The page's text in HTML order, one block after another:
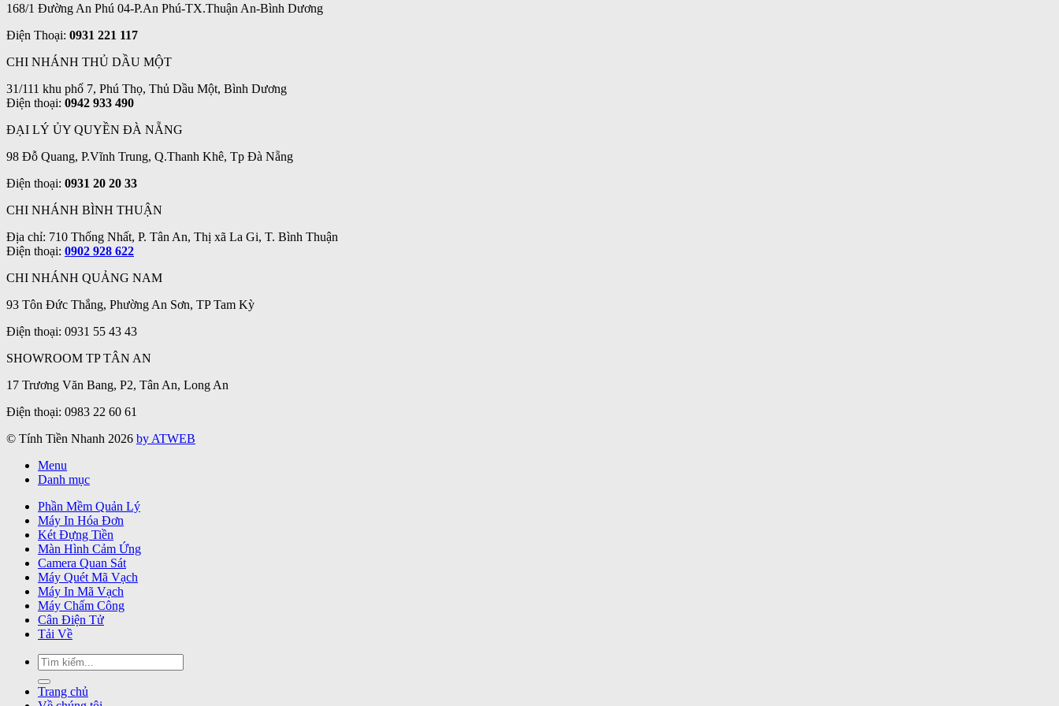
168/1 Đường An Phú 04-P.An Phú-TX.Thuận An-Bình Dương
Điện Thoại: 0931 221 117
CHI NHÁNH THỦ DẦU MỘT
31/111 khu phố 7, Phú Thọ, Thủ Dầu Một, Bình Dương
Điện thoại: 0942 933 490
ĐẠI LÝ ỦY QUYỀN ĐÀ NẴNG
98 Đỗ Quang, P.Vĩnh Trung, Q.Thanh Khê, Tp Đà Nẵng
Điện thoại: 0931 20 20 33
CHI NHÁNH BÌNH THUẬN
Địa chỉ: 710 Thống Nhất, P. Tân An, Thị xã La Gi, T. Bình Thuận
Điện thoại: 0902 928 622
CHI NHÁNH QUẢNG NAM
93 Tôn Đức Thắng, Phường An Sơn, TP Tam Kỳ
Điện thoại: 0931 55 43 43
SHOWROOM TP TÂN AN
17 Trương Văn Bang, P2, Tân An, Long An
Điện thoại: 0983 22 60 61
© Tính Tiền Nhanh 2026 by ATWEB
Menu
Danh mục
Phần Mềm Quản Lý
Máy In Hóa Đơn
Két Đựng Tiền
Màn Hình Cảm Ứng
Camera Quan Sát
Máy Quét Mã Vạch
Máy In Mã Vạch
Máy Chấm Công
Cân Điện Tử
Tải Về
Tìm
kiếm:
Trang chủ